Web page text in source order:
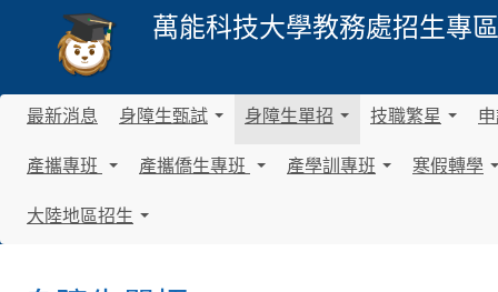
萬能科技大學教務處招生專
最新消息 身障生甄試
.
身障生單招
.
技職繁星
.
產攜專班
.
產攜僑生專班 產學訓專班 寒假轉學
大陸地區招生